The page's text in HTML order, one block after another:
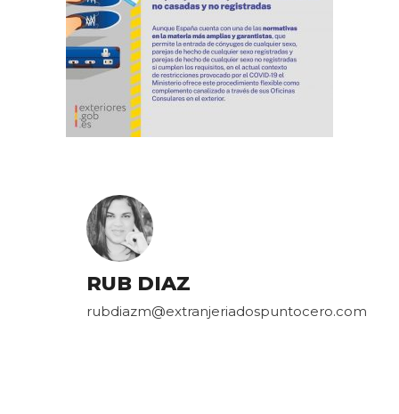
RUB DIAZ
rubdiazm@extranjeriadospuntocero.com